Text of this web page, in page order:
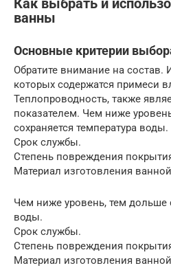
Как выбрать и
ванны
Основные критерии
Обратите внимание на состав.
которых содержатся примеси
Теплопроводность, также
показателем. Чем ниже
сохраняется температура воды.
Срок службы.
Степень повреждения
Материал изготовления
Чем ниже уровень, тем дольше
воды.
Срок службы.
Степень повреждения
Материал изготовления